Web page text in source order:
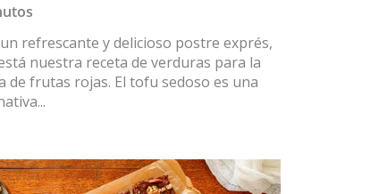
refrescante y delicioso postre exprés,
nuestra receta de verduras para la
de frutas rojas. El tofu sedoso es una